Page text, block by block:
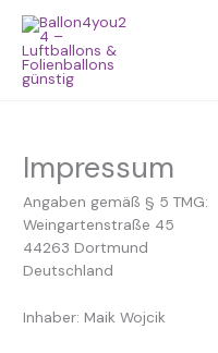
Inhalt
springen
Impressum
Angaben gemäß § 5 TMG:
Weingartenstraße 45
44263 Dortmund
Deutschland
Inhaber: Maik Wojcik